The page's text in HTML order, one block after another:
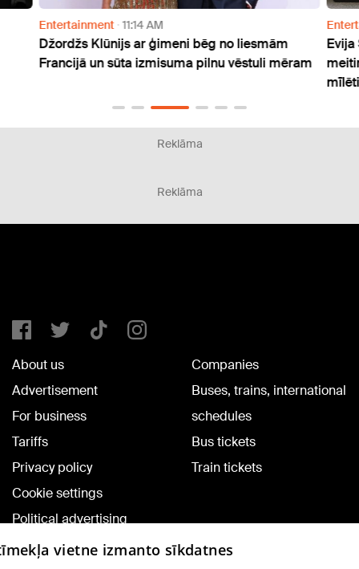
Entertainment 11:14 AM
Džordžs Klūnijs ar ģimeni bēg no liesmām
Francijā un sūta izmisuma pilnu vēstuli mēram
Evija
Reklāma
Reklāma
About us
Advertisement
For business
Tariffs
Privacy policy
Cookie settings
Political advertising
Cookie policy
Companies
Buses, trains, international
schedules
Bus tickets
Train tickets
vietne izmanto sīkdatnes